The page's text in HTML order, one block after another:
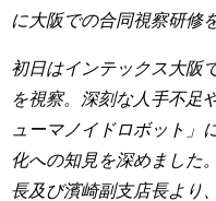
に大阪での合同視察研修
初日はインテックス大阪
を視察。深刻な人手不足
ューマノイドロボット」
化への知見を深めました
長及び濱崎副支店長より